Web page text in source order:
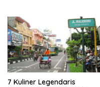
7 Kuliner Legendaris